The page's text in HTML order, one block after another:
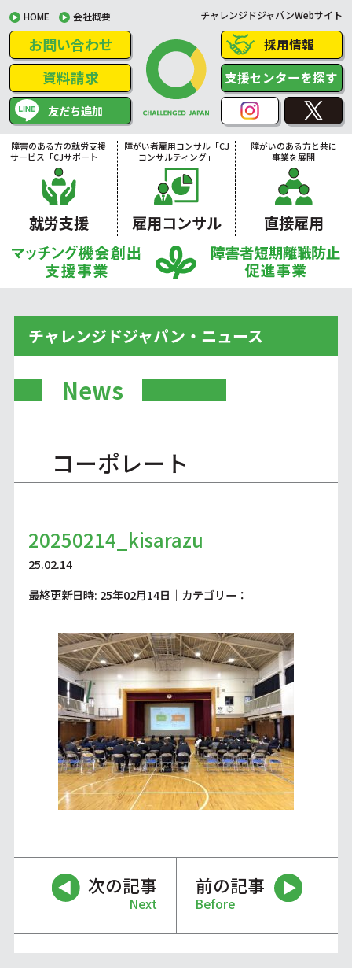
HOME 会社概要 チャレンジドジャパンWebサイト
お問い合わせ
資料請求
友だち追加
採用情報
支援センターを探す
障害のある方の就労支援
サービス「CJサポート」
就労支援
障がい者雇用コンサル「CJ
コンサルティング」
雇用コンサル
障がいのある方と共に
事業を展開
直接雇用
チャレンジドジャパン・ニュース
News
コーポレート
20250214_kisarazu
25.02.14
最終更新日時: 25年02月14日｜カテゴリー：
次の記事
Next
前の記事
Before